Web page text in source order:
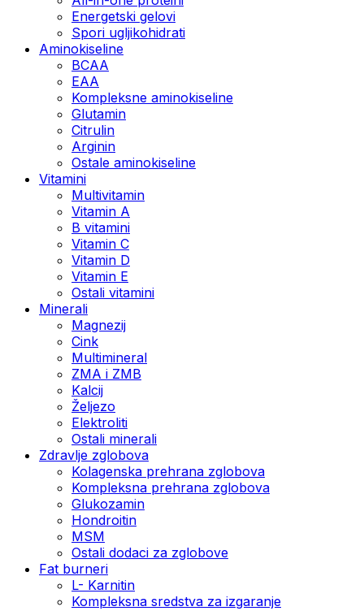
Energetski gelovi
Spori ugljikohidrati
Aminokiseline
BCAA
EAA
Kompleksne aminokiseline
Glutamin
Citrulin
Arginin
Ostale aminokiseline
Vitamini
Multivitamin
Vitamin A
B vitamini
Vitamin C
Vitamin D
Vitamin E
Ostali vitamini
Minerali
Magnezij
Cink
Multimineral
ZMA i ZMB
Kalcij
Željezo
Elektroliti
Ostali minerali
Zdravlje zglobova
Kolagenska prehrana zglobova
Kompleksna prehrana zglobova
Glukozamin
Hondroitin
MSM
Ostali dodaci za zglobove
Fat burneri
L- Karnitin
Kompleksna sredstva za izgaranje